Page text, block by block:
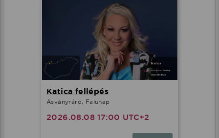
Katica fellépés
Ásványráró, Falunap
2026.08.08 17:00 UTC+2